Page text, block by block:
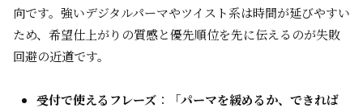
向です。強いデジタルパーマやツイスト系は時間が延びやすい
ため、希望仕上がりの質感と優先順位を先に伝えるのが失敗
回避の近道です。
受付で使えるフレーズ ：
「パーマを緩めるか、できれば